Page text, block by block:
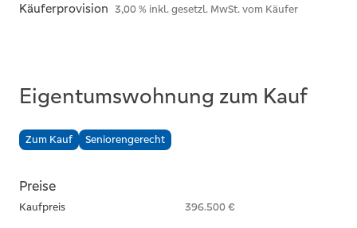
Käuferprovision 3,00 % inkl. gesetzl. MwSt. vom Käufer
Eigentumswohnung zum Kauf
Zum Kauf Seniorengerecht
Preise
Kaufpreis 396.500 €